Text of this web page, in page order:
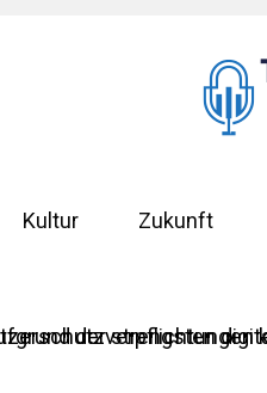
Kultur Zukunft